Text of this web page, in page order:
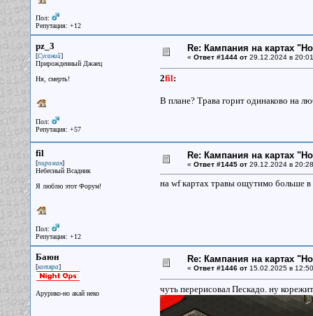
Пол:
Репутация: +12
pz_3
[Сусаний]
Прирожденный Джаец
Ня, смерть!
Пол:
Репутация: +57
Re: Кампания на картах
« Ответ #1444 от29.12.2024 в
2fil:
В плане? Трава горит одинаково на
fil
[пироман]
Небесный Всадник
Я люблю этот Форум!
Пол:
Репутация: +12
Re: Кампания на картах
« Ответ #1445 от29.12.2024 в
на wf картах травы ощутимо больше в
Баюн
[котяра]
Арурико-но акай неко
Re: Кампания на картах
« Ответ #1446 от15.02.2025 в
чуть перерисовал Пескадо. ну